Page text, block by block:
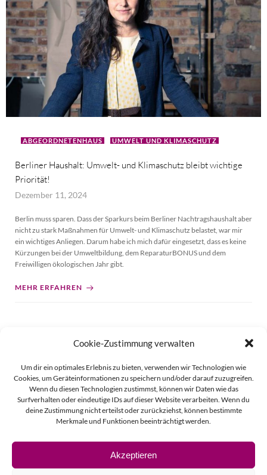
Cookie-Zustimmung verwalten
Um dir ein optimales Erlebnis zu bieten, verwenden wir Technologien wie
Cookies, um Geräteinformationen zu speichern und/oder darauf zuzugreifen.
Wenn du diesen Technologien zustimmst, können wir Daten wie das
Surfverhalten oder eindeutige IDs auf dieser Website verarbeiten. Wenn du
deine Zustimmung nicht erteilst oder zurückziehst, können bestimmte
Merkmale und Funktionen beeinträchtigt werden.
Akzeptieren
ABGEORDNETENHAUS UMWELT UND KLIMASCHUTZ
Berliner Haushalt: Umwelt- und Klimaschutz bleibt wichtige
Priorität!
Dezember 11, 2024
Berlin muss sparen. Dass der Sparkurs beim Berliner Nachtragshaushalt aber
nicht zu stark Maßnahmen für Umwelt- und Klimaschutz belastet, war mir
ein wichtiges Anliegen. Darum habe ich mich dafür eingesetzt, dass es keine
Kürzungen bei der Umweltbildung, dem ReparaturBONUS und dem
Freiwilligen ökologischen Jahr gibt.
MEHR ERFAHREN
Posts
navigation
© 2026 Linda Vierecke.